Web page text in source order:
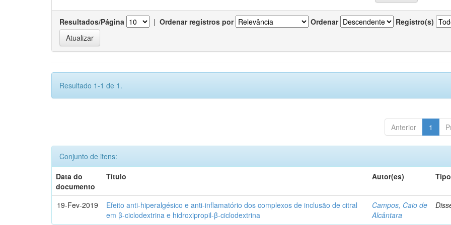
Resultados/Página | Ordenar registros por Ordenar Registro(s)
Resultado 1-1 de 1.
Anterior 1
Conjunto de itens:
Data do
documento
Título Autor(es) Tipo
19-Fev-2019
Efeito anti-hiperalgésico e anti-inflamatório dos complexos de inclusão de citral
em β-ciclodextrina e hidroxipropil-β-ciclodextrina
Campos, Caio de
Alcântara